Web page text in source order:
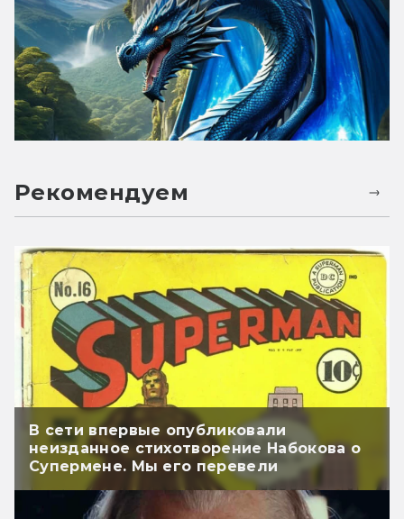
Рекомендуем
В сети впервые опубликовали
неизданное стихотворение Набокова о
Супермене. Мы его перевели